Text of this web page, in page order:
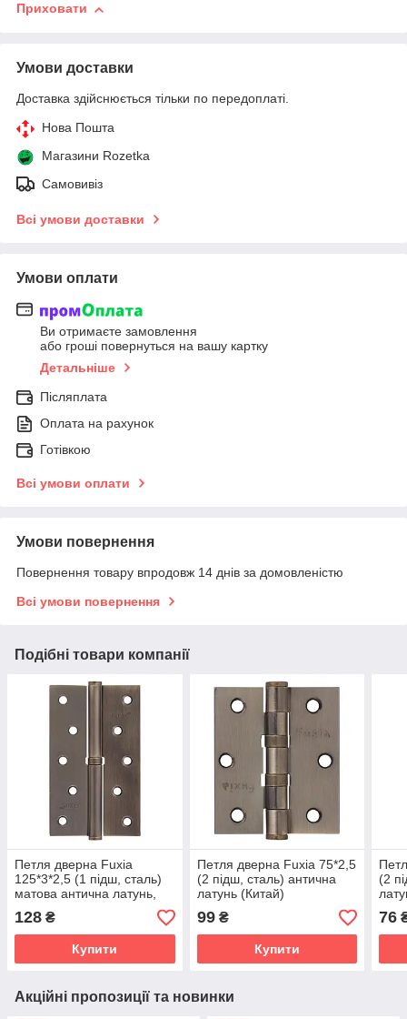
Приховати
Умови доставки
Доставка здійснюється тільки по передоплаті.
Нова Пошта
Магазини Rozetka
Самовивіз
Всі умови доставки
Умови оплати
Ви отримаєте замовлення
або гроші повернуться на вашу картку
Детальніше
Післяплата
Оплата на рахунок
Готівкою
Всі умови оплати
Умови повернення
Повернення товару впродовж 14 днів за домовленістю
Всі умови повернення
Подібні товари компанії
Петля дверна Fuxia
125*3*2,5 (1 підш, сталь)
матова антична латунь,
права (Китай)
128 ₴
Купити
Петля дверна Fuxia 75*2,5
(2 підш, сталь) антична
латунь (Китай)
99₴
Купити
(2
76
Акційні пропозиції та новинки